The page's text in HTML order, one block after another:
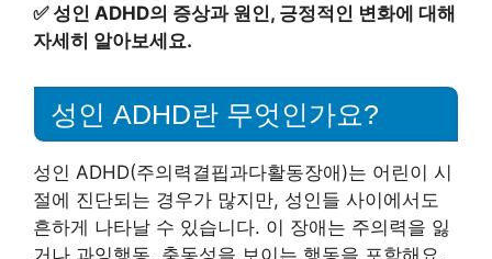
✅성인 ADHD의 증상과 원인, 긍정적인 변화에 대해
자세히 알아보세요.
성인 ADHD란 무엇인가요?
성인 ADHD(주의력결핍과다활동장애)는 어린이 시
절에 진단되는 경우가 많지만, 성인들 사이에서도
흔하게 나타날 수 있습니다. 이 장애는 주의력을 잃